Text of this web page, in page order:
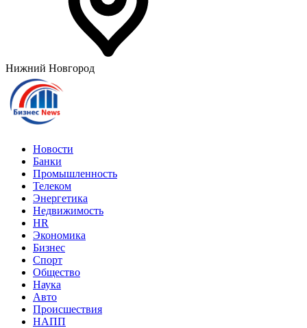
Нижний Новгород
Новости
Банки
Промышленность
Телеком
Энергетика
Недвижимость
HR
Экономика
Бизнес
Спорт
Общество
Наука
Авто
Происшествия
НАПП